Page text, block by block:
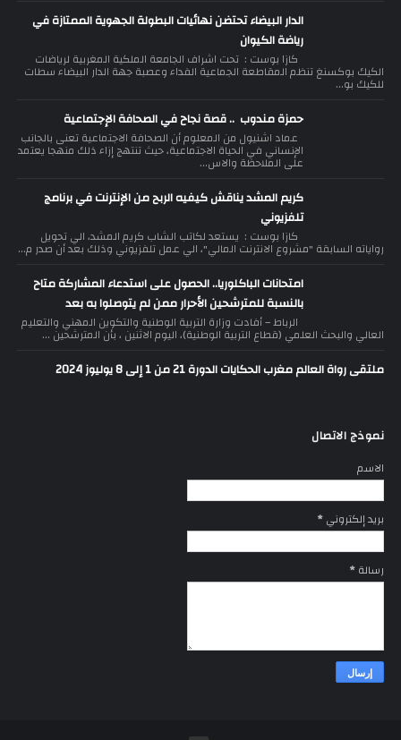
الدار البيضاء تحتضن نهائيات البطولة الجهوية الممتازة في
رياضة الكيوان
كازا بوست : تحت اشراف الجامعة الملكية المغربية لرياضات
الكيك بوكسنغ تنظم المقاطعة الجماعية الفداء وعصبة جهة الدار البيضاء سطات
للكيك بو...
حمزة مندوب .. قصة نجاح في الصحافة الإجتماعية
عماد اشنيول من المعلوم أن الصحافة الاجتماعية تعنى بالجانب
الإنساني في الحياة الاجتماعية، حيث تنتهج إزاء ذلك منهجا يعتمد
على الملاحظة والاس...
كريم المشد يناقش كيفيه الربح من الإنترنت في برنامج
تلفزيوني
كازا بوست : يستعد لكاتب الشاب كريم المشد، الي تحويل
رواياته السابقة "مشروع الانترنت المالي"، الي عمل تلفزيوني وذلك بعد أن صدر م...
امتحانات الباكلوريا.. الحصول على استدعاء المشاركة متاح
بالنسبة للمترشحين الأحرار ممن لم يتوصلوا به بعد
الرباط – أفادت وزارة التربية الوطنية والتكوين المهني والتعليم
العالي والبحث العلمي (قطاع التربية الوطنية)، اليوم الاثنين ، بأن المترشحين ...
ملتقى رواة العالم مغرب الحكايات الدورة 21 من 1 إلى 8 يوليوز 2024
نموذج الاتصال
الاسم
بريد إلكتروني*
رسالة*